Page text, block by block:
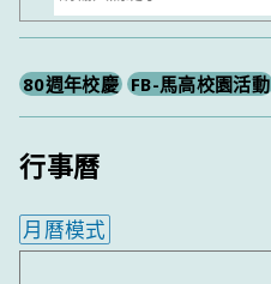
尋
80週年校慶 FB-馬高校園活動
行事曆
月曆模式